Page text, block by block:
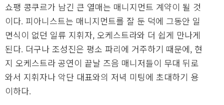
쇼팽 콩쿠르가 남긴 큰 열매는 매니지먼트 계약이 될 것
이다. 피아니스트는 매니지먼트를 잘 둔 덕에 그동안 일
면식이 없던 일류 지휘자, 오케스트라와 더 쉽게 만나게
된다. 더구나 조성진은 평소 파리에 거주하기 때문에, 현
지 오케스트라 공연이 끝날 즈음 매니저들이 무대 뒤로
와서 지휘자나 악단 대표와의 저녁 미팅에 초대하기 용
이하다.